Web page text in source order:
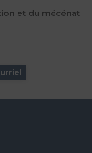
et du mécénat